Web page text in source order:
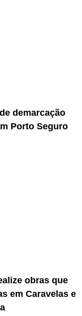
demarcação
Porto Seguro
obras que
em Caravelas e